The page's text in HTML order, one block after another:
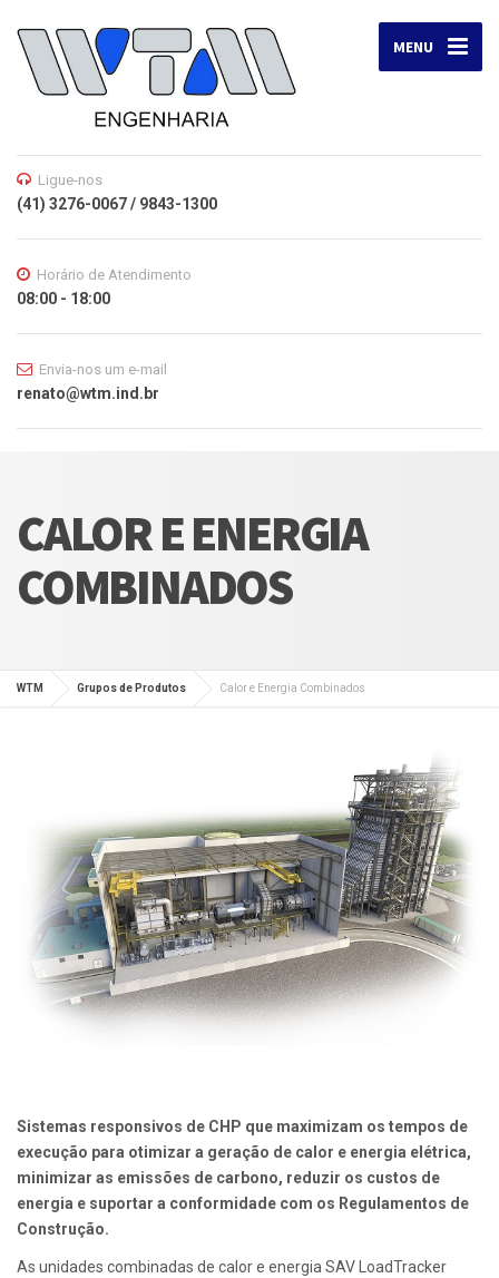
MENU
Ligue-nos
(41) 3276-0067 / 9843-1300
Horário de Atendimento
08:00 - 18:00
Envia-nos um e-mail
renato@wtm.ind.br
CALOR E ENERGIA
COMBINADOS
WTM Grupos de Produtos Calor e Energia Combinados
Sistemas responsivos de CHP que maximizam os tempos de
execução para otimizar a geração de calor e energia elétrica,
minimizar as emissões de carbono, reduzir os custos de
energia e suportar a conformidade com os Regulamentos de
Construção.
As unidades combinadas de calor e energia SAV LoadTracker